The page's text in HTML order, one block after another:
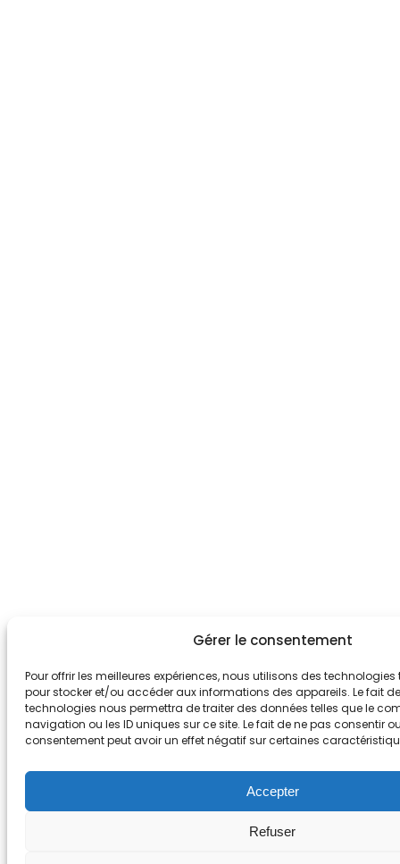
Gérer le consentement
Pour offrir les meilleures expériences, nous utilisons des
pour stocker et/ou accéder aux informations des appareils. Le fait
technologies nous permettra de traiter des données telles que le
navigation ou les ID uniques sur ce site. Le fait de ne pas consentir
consentement peut avoir un effet négatif sur certaines
Accepter
Refuser